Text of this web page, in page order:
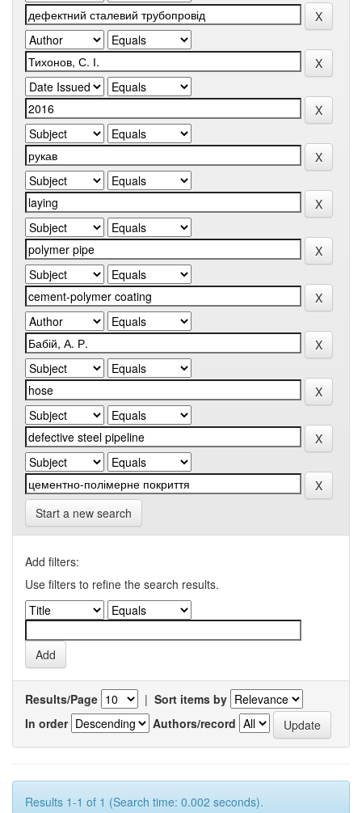
Start a new search
Add filters:
Use filters to refine the search results.
Results/Page | Sort items by
In order
Authors/record
Results 1-1 of 1 (Search time: 0.002 seconds).